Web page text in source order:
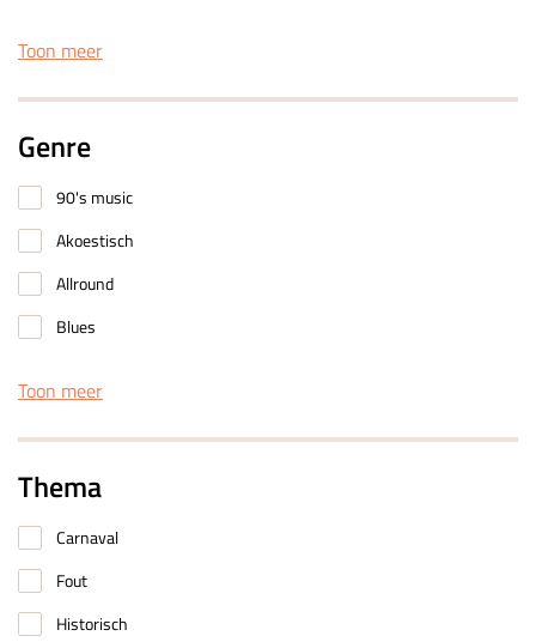
Toon meer
Genre
90's music
Akoestisch
Allround
Blues
Toon meer
Thema
Carnaval
Fout
Historisch